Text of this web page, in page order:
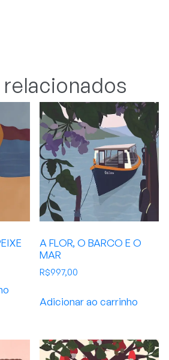
A FLOR, O BARCO E O
MAR
R$997,00
Adicionar ao carrinho